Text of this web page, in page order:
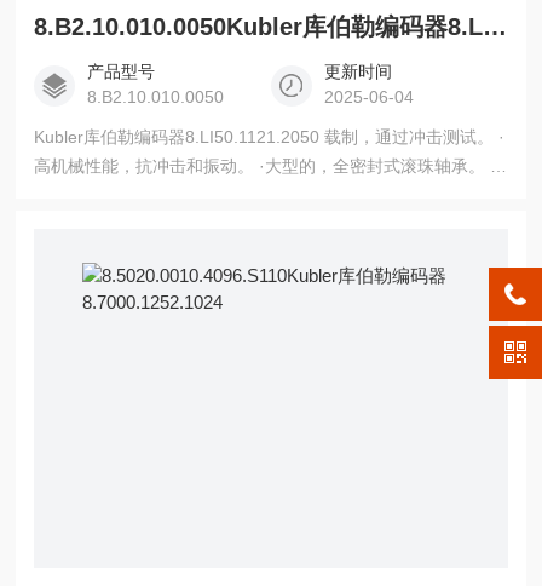
8.B2.10.010.0050Kubler库伯勒编码器8.LI50.1121.2050
产品型号
8.B2.10.010.0050
更新时间
2025-06-04
Kubler库伯勒编码器8.LI50.1121.2050 载制，通过冲击测试。 ·
高机械性能，抗冲击和振动。 ·大型的，全密封式滚珠轴承。 ·